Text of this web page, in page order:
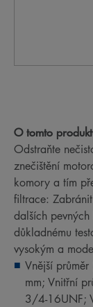
O tomto
Odstraňte
znečištění
komory a tím
filtrace:
dalších
důkladnému
vysokým a
Vnější
mm; Vnitřní
3/4-16UNF;